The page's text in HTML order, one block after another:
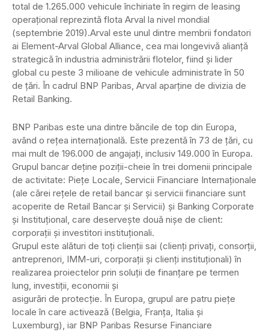
total de 1.265.000 vehicule închiriate în regim de leasing
operaţional reprezintă flota Arval la nivel mondial
(septembrie 2019).Arval este unul dintre membrii fondatori
ai Element-Arval Global Alliance, cea mai longevivă alianţă
strategică în industria administrării flotelor, fiind şi lider
global cu peste 3 milioane de vehicule administrate în 50
de ţări. În cadrul BNP Paribas, Arval aparţine de divizia de
Retail Banking.
BNP Paribas este una dintre băncile de top din Europa,
având o reţea internaţională. Este prezentă în 73 de ţări, cu
mai mult de 196.000 de angajaţi, inclusiv 149.000 în Europa.
Grupul bancar deţine poziţii-cheie în trei domenii principale
de activitate: Pieţe Locale, Servicii Financiare Internaţionale
(ale cărei reţele de retail bancar şi servicii financiare sunt
acoperite de Retail Bancar şi Servicii) şi Banking Corporate
şi Instituţional, care deserveşte două nişe de client:
corporaţii şi investitori instituţionali.
Grupul este alături de toţi clienţii sai (clienţi privaţi, consorţii,
antreprenori, IMM-uri, corporaţii şi clienţi instituţionali) în
realizarea proiectelor prin soluţii de finanţare pe termen
lung, investiţii, economii şi
asigurări de protecţie. În Europa, grupul are patru pieţe
locale în care activează (Belgia, Franţa, Italia şi
Luxemburg), iar BNP Paribas Resurse Financiare